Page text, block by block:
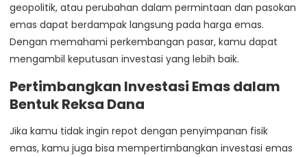
geopolitik, atau perubahan dalam permintaan dan pasokan
emas dapat berdampak langsung pada harga emas.
Dengan memahami perkembangan pasar, kamu dapat
mengambil keputusan investasi yang lebih baik.
Pertimbangkan Investasi Emas dalam
Bentuk Reksa Dana
Jika kamu tidak ingin repot dengan penyimpanan fisik
emas, kamu juga bisa mempertimbangkan investasi emas